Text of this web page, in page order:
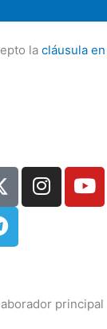
la cláusula
I
n
r
a
Y
o
e
principal